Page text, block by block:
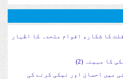
کا شکار، اقوام متحدہ کا اظہار
کا مہینہ (2)
میں احسان اور نیکی کرنے کی